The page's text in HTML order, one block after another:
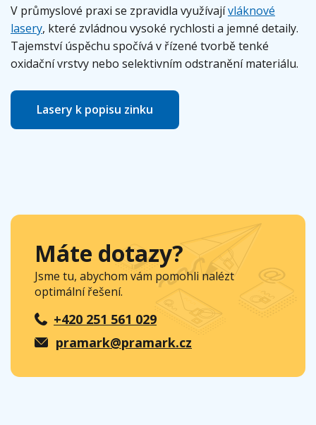
V průmyslové praxi se zpravidla využívajívláknové
lasery, které zvládnou vysoké rychlosti a jemné detaily.
Tajemství úspěchu spočívá v řízené tvorbě tenké
oxidační vrstvy nebo selektivním odstranění materiálu.
Lasery k popisu zinku
Máte dotazy?
Jsme tu, abychom vám pomohli nalézt
optimální řešení.
+420 251 561 029
pramark@pramark.cz